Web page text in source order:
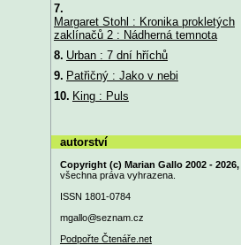
7.
Margaret Stohl : Kronika prokletých
zaklínačů 2 : Nádherná temnota
8. Urban : 7 dní hříchů
9. Patřičný : Jako v nebi
10. King : Puls
autorství
Copyright (c) Marian Gallo 2002 - 2026,
všechna práva vyhrazena.
ISSN 1801-0784
mgallo@seznam.cz
Podpořte Čtenáře.net